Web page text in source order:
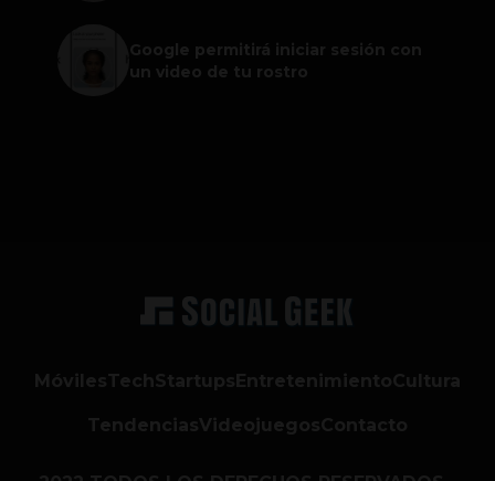
Google permitirá iniciar sesión con
un video de tu rostro